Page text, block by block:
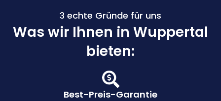
3 echte Gründe für uns
Was wir Ihnen in Wuppertal
bieten:
Best-Preis-Garantie